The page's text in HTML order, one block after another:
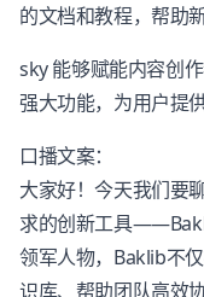
的文档和教程，帮助
sky 能够赋能内容创
强大功能，为用户提
口播文案：
大家好！今天我们要
求的创新工具
领军人物，Baklib不
识库、帮助团队高效